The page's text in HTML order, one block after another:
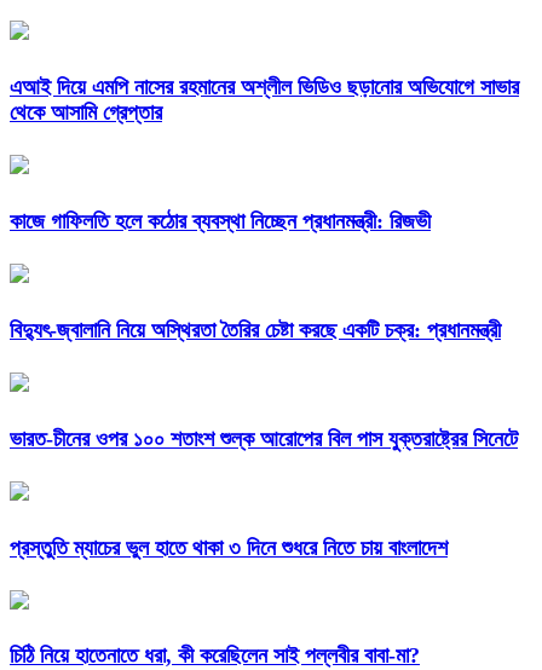
এআই দিয়ে এমপি নাসের রহমানের অশ্লীল ভিডিও ছড়ানোর অভিযোগে সাভার
থেকে আসামি গ্রেপ্তার
কাজে গাফিলতি হলে কঠোর ব্যবস্থা নিচ্ছেন প্রধানমন্ত্রী: রিজভী
বিদ্যুৎ-জ্বালানি নিয়ে অস্থিরতা তৈরির চেষ্টা করছে একটি চক্র: প্রধানমন্ত্রী
ভারত-চীনের ওপর ১০০ শতাংশ শুল্ক আরোপের বিল পাস যুক্তরাষ্ট্রের সিনেটে
প্রস্তুতি ম্যাচের ভুল হাতে থাকা ৩ দিনে শুধরে নিতে চায় বাংলাদেশ
চিঠি নিয়ে হাতেনাতে ধরা, কী করেছিলেন সাই পল্লবীর বাবা-মা?